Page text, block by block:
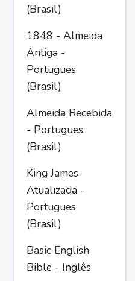
(Brasil)
1848 - Almeida
Antiga -
Portugues
(Brasil)
Almeida Recebida
- Portugues
(Brasil)
King James
Atualizada -
Portugues
(Brasil)
Basic English
Bible - Inglês